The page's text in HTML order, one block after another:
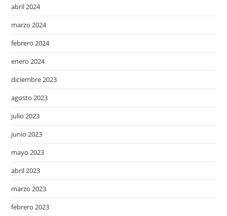
abril 2024
marzo 2024
febrero 2024
enero 2024
diciembre 2023
agosto 2023
julio 2023
junio 2023
mayo 2023
abril 2023
marzo 2023
febrero 2023